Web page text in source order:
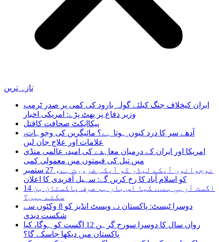
تازہ ترین
ایران کیخلاف جنگ کیلئے گولہ بارود کی کمی پر صدر ٹرمپ
وزیر دفاع پر پھٹ پڑے: امریکی اخبار
پیکاایکٹ صحافت کاقتل
آدھے سر کا درد کیوں ہوتا ہے؟ مائیگرین کی وجوہات،
علامات اور علاج جان لیں
امریکا اور ایران کے درمیان معاہدے کی امید، عالمی منڈی
میں تیل کی قیمتوں میں معمولی کمی
نوجوانوں آپکے لیڈر کو آپکی ضرورت ہے، 27 ستمبر
کو اسلام آباد کا رخ کریں گے: سہیل آفریدی کا اعلان
14 اگست آرہی ہے… کیا اس بار ہم صرف پاکستان بن
سکتے ہیں؟
دوسرا ٹیسٹ: پاکستان نے ویسٹ انڈیز کو 8 وکٹوں سے
شکست دیدی
رواں سال کا دوسرا سورج گرہن 12 اگست کو ہوگا، کیا
پاکستان میں دیکھا جاسکے گا؟